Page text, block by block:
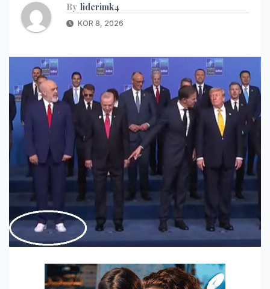
By liderimk4
KOR 8, 2026